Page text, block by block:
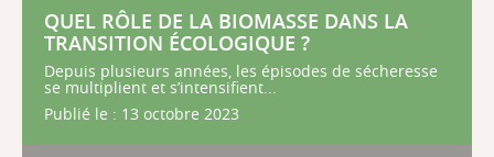
QUEL RÔLE DE LA BIOMASSE DANS LA
TRANSITION ÉCOLOGIQUE ?
Depuis plusieurs années, les épisodes de sécheresse
se multiplient et s’intensifient...
Publié le : 13 octobre 2023